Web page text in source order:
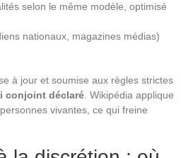
selon le même modèle, optimisé
nationaux, magazines médias)
à jour et soumise aux règles strictes
conjoint déclaré. Wikipédia applique
vivantes, ce qui freine